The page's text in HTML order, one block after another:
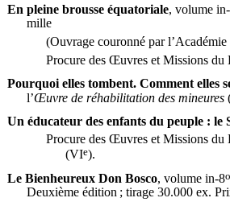
En pleine brousse équatoriale, volume
mille
(Ouvrage couronné par l’Académie
Procure des Œuvres et Missions
Pourquoi elles tombent. Comment elles
l’Œuvre de réhabilitation des mineures
Un éducateur des enfants du peuple : le
Procure des Œuvres et Missions
(VIe).
Le Bienheureux Don Bosco, volume in-8o
Deuxième édition ; tirage 30.000 ex.